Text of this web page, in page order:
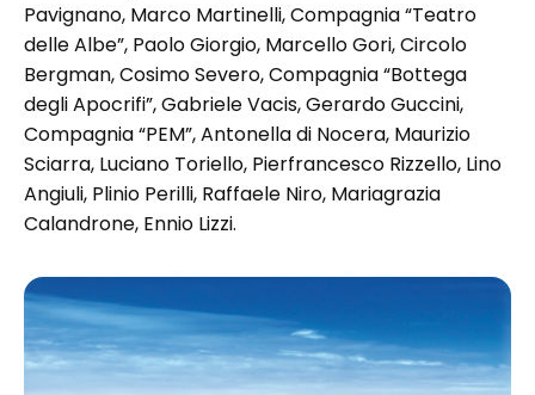
Pavignano, Marco Martinelli, Compagnia “Teatro
delle Albe”, Paolo Giorgio, Marcello Gori, Circolo
Bergman, Cosimo Severo, Compagnia “Bottega
degli Apocrifi”, Gabriele Vacis, Gerardo Guccini,
Compagnia “PEM”, Antonella di Nocera, Maurizio
Sciarra, Luciano Toriello, Pierfrancesco Rizzello, Lino
Angiuli, Plinio Perilli, Raffaele Niro, Mariagrazia
Calandrone, Ennio Lizzi.